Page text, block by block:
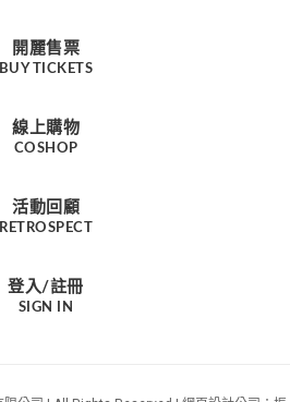
開麗售票
BUY TICKETS
線上購物
COSHOP
活動回顧
RETROSPECT
登入/註冊
SIGN IN